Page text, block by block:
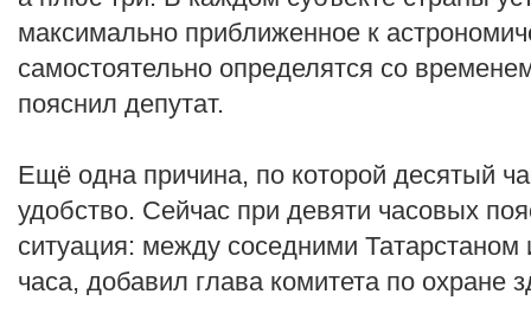
максимально приближенное к
самостоятельно определятся со
пояснил депутат.
Ещё одна причина, по которой десятый
удобство. Сейчас при девяти часовых
ситуация: между соседними
часа, добавил глава комитета по охране